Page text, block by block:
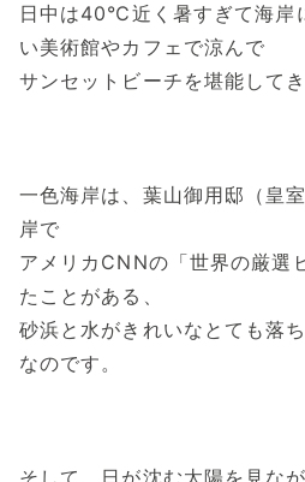
日中は40℃近く暑すぎて海岸
い美術館やカフェで涼んで
サンセットビーチを堪能して
一色海岸は、葉山御用邸（皇
岸で
アメリカCNNの「世界の厳選
たことがある、
砂浜と水がきれいなとても落
なのです。
そして、日が沈む太陽を見な